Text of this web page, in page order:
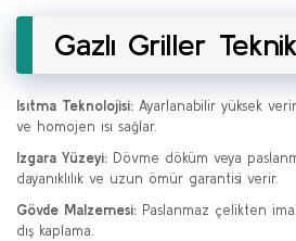
Gazlı Griller
Isıtma Teknolojisi: Ayarlanabilir yüksek
ve homojen ısı sağlar.
Izgara Yüzeyi: Dövme döküm veya
dayanıklılık ve uzun ömür garantisi verir.
Gövde Malzemesi: Paslanmaz çelikten
dış kaplama.